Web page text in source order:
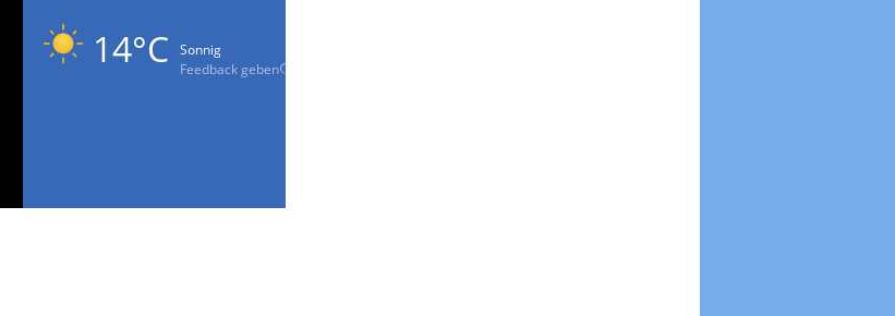
14°C
Sonnig
Feedback geben